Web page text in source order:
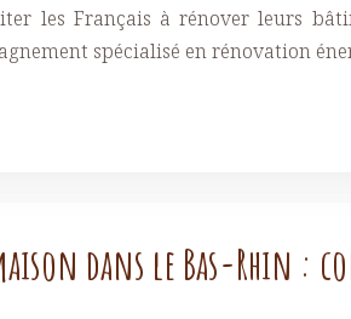
les Français à rénover leurs
spécialisé en rénovation
dans le Bas-Rhin :